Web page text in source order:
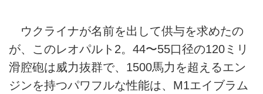
ウクライナが名前を出して供与を求めたの
が、このレオパルト2。44〜55口径の120ミリ
滑腔砲は威力抜群で、1500馬力を超えるエン
ジンを持つパワフルな性能は、M1エイブラム